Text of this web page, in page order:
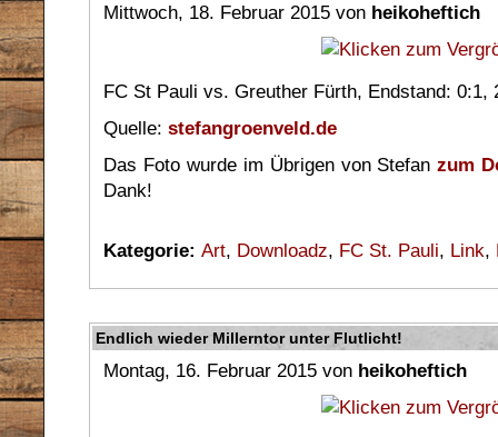
Mittwoch, 18. Februar 2015 von heikoheftich
FC St Pauli vs. Greuther Fürth, Endstand: 0:1,
Quelle: stefangroenveld.de
Das Foto wurde im Übrigen von Stefanzum
Dank!
Kategorie: Art, Downloadz, FC St. Pauli, Link,
Endlich wieder Millerntor unter Flutlicht!
Montag, 16. Februar 2015 von heikoheftich